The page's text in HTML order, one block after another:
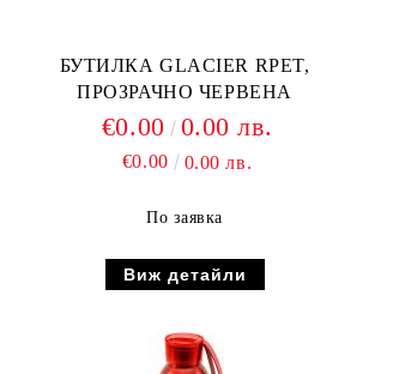
БУТИЛКА GLACIER RPET,
ПРОЗРАЧНО ЧЕРВЕНА
€0.00 0.00 лв.
€0.00 0.00 лв.
По заявка
Виж детайли